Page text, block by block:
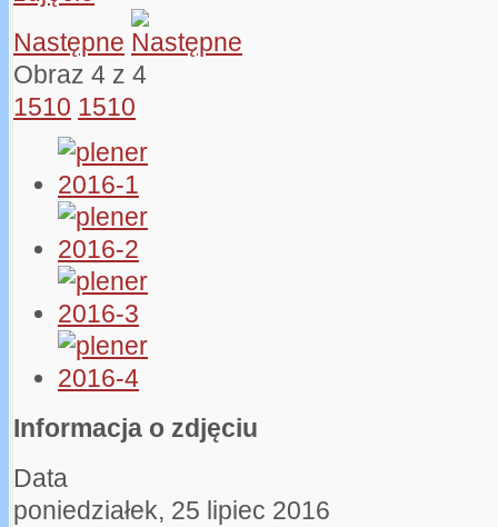
Następne
Obraz 4 z 4
1510 1510
Informacja o zdjęciu
Data
poniedziałek, 25 lipiec 2016